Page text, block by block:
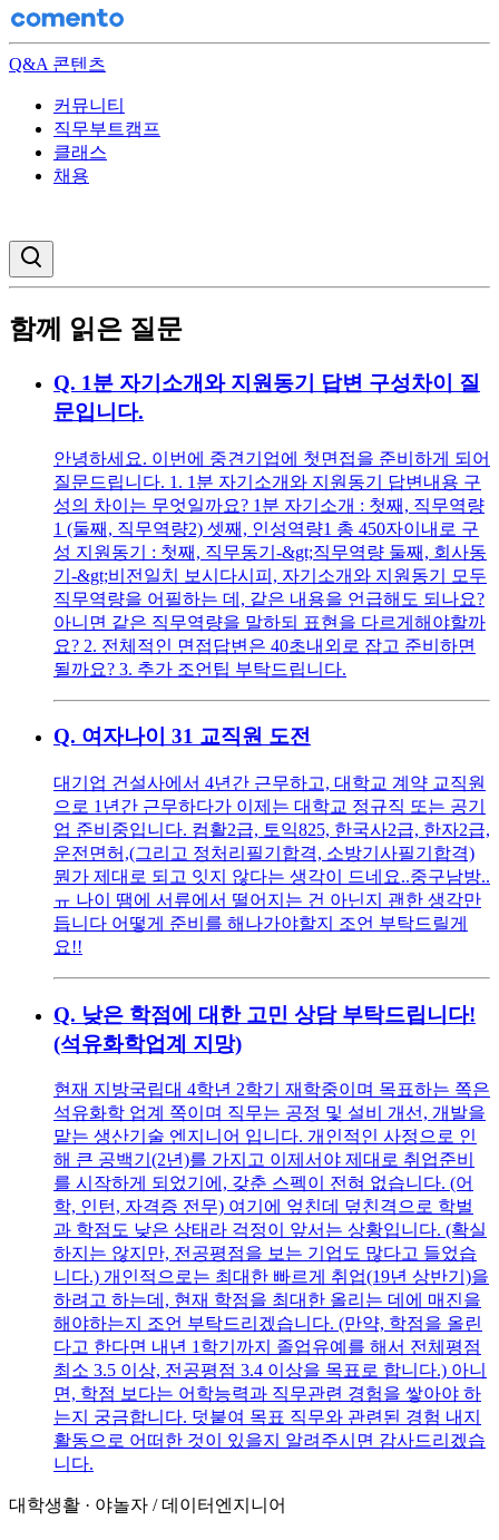
Q&A 콘텐츠
커뮤니티
직무부트캠프
클래스
채용
함께 읽은 질문
Q. 1분 자기소개와 지원동기 답변 구성차이 질
문입니다.
안녕하세요. 이번에 중견기업에 첫면접을 준비하게 되어
질문드립니다. 1. 1분 자기소개와 지원동기 답변내용 구
성의 차이는 무엇일까요? 1분 자기소개 : 첫째, 직무역량
1 (둘째, 직무역량2) 셋째, 인성역량1 총 450자이내로 구
성 지원동기 : 첫째, 직무동기-&gt;직무역량 둘째, 회사동
기-&gt;비전일치 보시다시피, 자기소개와 지원동기 모두
직무역량을 어필하는 데, 같은 내용을 언급해도 되나요?
아니면 같은 직무역량을 말하되 표현을 다르게해야할까
요? 2. 전체적인 면접답변은 40초내외로 잡고 준비하면
될까요? 3. 추가 조언팁 부탁드립니다.
Q. 여자나이 31 교직원 도전
대기업 건설사에서 4년간 근무하고, 대학교 계약 교직원
으로 1년간 근무하다가 이제는 대학교 정규직 또는 공기
업 준비중입니다. 컴활2급, 토익825, 한국사2급, 한자2급,
운전면허,(그리고 정처리필기합격, 소방기사필기합격)
뭔가 제대로 되고 잇지 않다는 생각이 드네요..중구남방..
ㅠ 나이 땜에 서류에서 떨어지는 건 아닌지 괜한 생각만
듭니다 어떻게 준비를 해나가야할지 조언 부탁드릴게
요!!
Q. 낮은 학점에 대한 고민 상담 부탁드립니다!
(석유화학업계 지망)
현재 지방국립대 4학년 2학기 재학중이며 목표하는 쪽은
석유화학 업계 쪽이며 직무는 공정 및 설비 개선, 개발을
맡는 생산기술 엔지니어 입니다. 개인적인 사정으로 인
해 큰 공백기(2년)를 가지고 이제서야 제대로 취업준비
를 시작하게 되었기에, 갖춘 스펙이 전혀 없습니다. (어
학, 인턴, 자격증 전무) 여기에 엎친데 덮친격으로 학벌
과 학점도 낮은 상태라 걱정이 앞서는 상황입니다. (확실
하지는 않지만, 전공평점을 보는 기업도 많다고 들었습
니다.) 개인적으로는 최대한 빠르게 취업(19년 상반기)을
하려고 하는데, 현재 학점을 최대한 올리는 데에 매진을
해야하는지 조언 부탁드리겠습니다. (만약, 학점을 올린
다고 한다면 내년 1학기까지 졸업유예를 해서 전체평점
최소 3.5 이상, 전공평점 3.4 이상을 목표로 합니다.) 아니
면, 학점 보다는 어학능력과 직무관련 경험을 쌓아야 하
는지 궁금합니다. 덧붙여 목표 직무와 관련된 경험 내지
활동으로 어떠한 것이 있을지 알려주시면 감사드리겠습
니다.
대학생활 · 야놀자 /데이터엔지니어